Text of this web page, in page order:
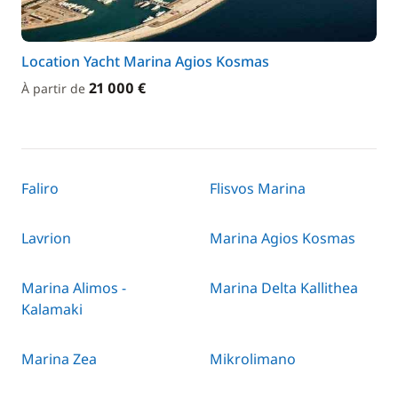
Location Yacht Marina Agios Kosmas
À partir de 21 000 €
Faliro Flisvos Marina
Lavrion Marina Agios Kosmas
Marina Alimos -
Kalamaki
Marina Delta Kallithea
Marina Zea Mikrolimano